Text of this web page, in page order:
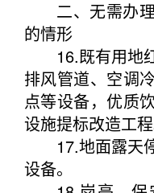
二、无需办理
的情形
16.既有用地红
排风管道、空调
点等设备，优质
设施提标改造工程
17.地面露天停
设备。